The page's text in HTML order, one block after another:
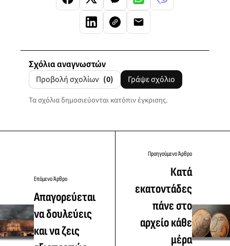
Σχόλια αναγνωστών
Προβολή σχολίων (0) Γράψε σχόλιο
Τα σχόλια δημοσιεύονται κατόπιν έγκρισης.
Επόμενο Άρθρο
Απαγορεύεται
να δουλεύεις
και να ζεις
Προηγούμενο Άρθρο
Κατά
εκατοντάδες
πάνε στο
αρχείο κάθε
μέρα